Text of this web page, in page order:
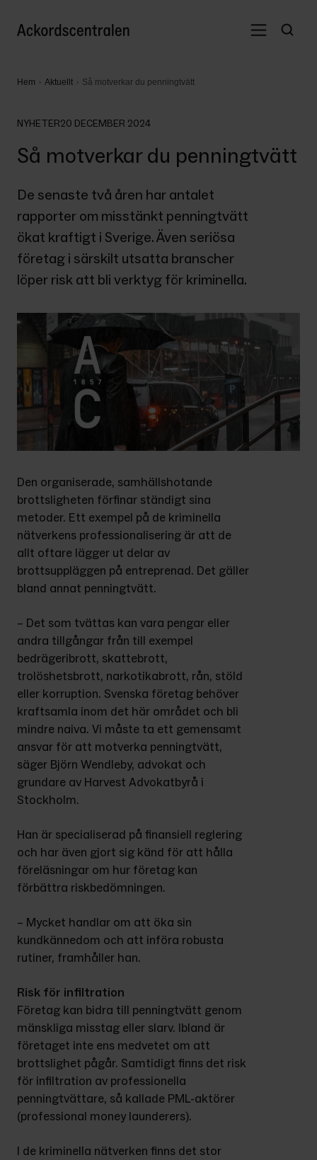
Hem Aktuellt Så motverkar du penningtvätt
NYHETER20 DECEMBER 2024
Så motverkar du penningtvätt
De senaste två åren har antalet
rapporter om misstänkt penningtvätt
ökat kraftigt i Sverige. Även seriösa
företag i särskilt utsatta branscher
löper risk att bli verktyg för kriminella.
Den organiserade, samhällshotande
brottsligheten förfinar ständigt sina
metoder. Ett exempel på de kriminella
nätverkens professionalisering är att de
allt oftare lägger ut delar av
brottsuppläggen på entreprenad. Det gäller
bland annat penningtvätt.
– Det som tvättas kan vara pengar eller
andra tillgångar från till exempel
bedrägeribrott, skattebrott,
trolöshetsbrott, narkotikabrott, rån, stöld
eller korruption. Svenska företag behöver
kraftsamla inom det här området och bli
mindre naiva. Vi måste ta ett gemensamt
ansvar för att motverka penningtvätt,
säger Björn Wendleby, advokat och
grundare av Harvest Advokatbyrå i
Stockholm.
Han är specialiserad på finansiell reglering
och har även gjort sig känd för att hålla
föreläsningar om hur företag kan
förbättra riskbedömningen.
– Mycket handlar om att öka sin
kundkännedom och att införa robusta
rutiner, framhåller han.
Risk för infiltration
Företag kan bidra till penningtvätt genom
mänskliga misstag eller slarv. Ibland är
företaget inte ens medvetet om att
brottslighet pågår. Samtidigt finns det risk
för infiltration av professionella
penningtvättare, så kallade PML-aktörer
(professional money launderers).
I de kriminella nätverken finns det stor